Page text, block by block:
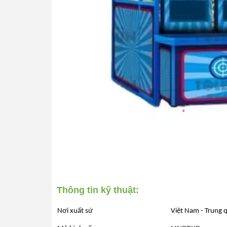
Thông tin kỹ thuật:
Nơi xuất sứ Việt Nam - Trung